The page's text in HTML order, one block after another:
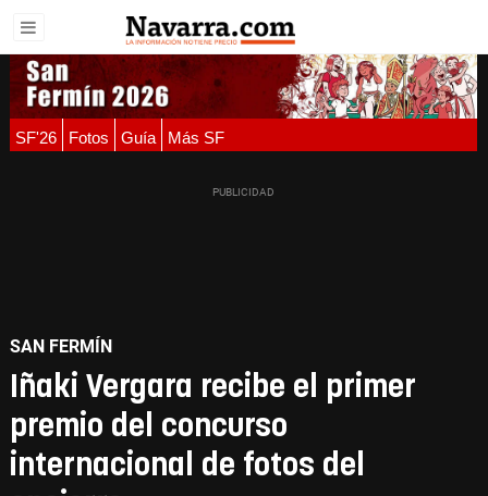
SF'26 Fotos Guía Más SF
SAN FERMÍN
Iñaki Vergara recibe el primer
premio del concurso
internacional de fotos del